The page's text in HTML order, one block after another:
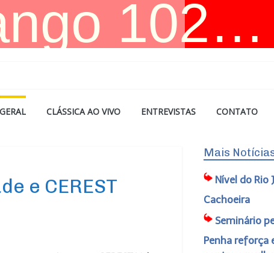
GERAL CLÁSSICA AO VIVO ENTREVISTAS CONTATO
e CEREST
Mais
Nível do Rio
Cachoeira
Seminário
Penha